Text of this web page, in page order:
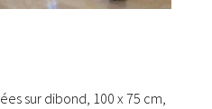
sur dibond, 100 x 75 cm,